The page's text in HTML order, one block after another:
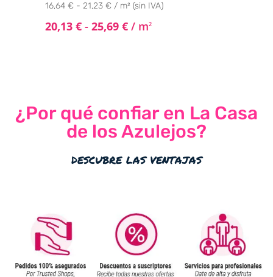
16,64 € - 21,23 € / m² (sin IVA)
20,13 € - 25,69 € / m2
¿Por qué confiar en La Casa
de los Azulejos?
descubre las ventajas